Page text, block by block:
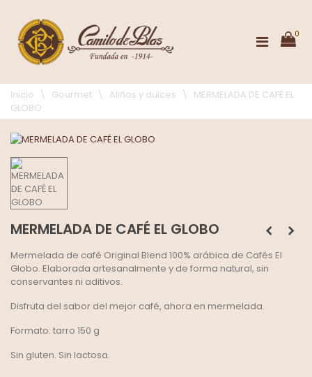
0
Inicio \ Gourmet \ Aliños y dulces \
MERMELADA DE CAFÉ EL
GLOBO
MERMELADA DE CAFÉ EL GLOBO
Mermelada de café Original Blend 100% arábica de Cafés El
Globo. Elaborada artesanalmente y de forma natural, sin
conservantes ni aditivos.
Disfruta del sabor del mejor café, ahora en mermelada.
Formato: tarro 150 g
Sin gluten. Sin lactosa.